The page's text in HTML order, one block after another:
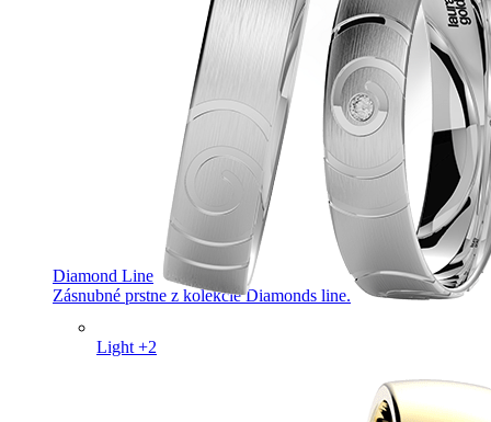
Diamond Line
Zásnubné prstne z kolekcie Diamonds line.
Light +2